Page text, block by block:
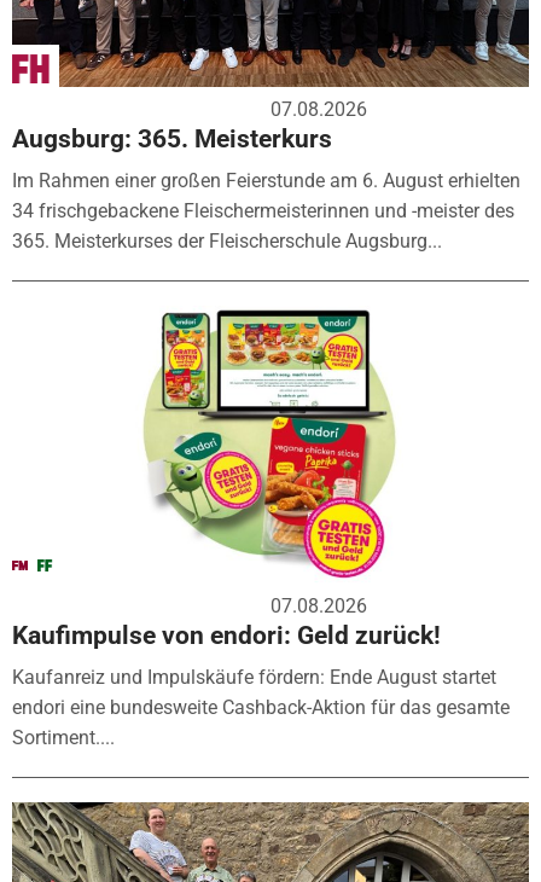
07.08.2026
Augsburg: 365. Meisterkurs
Im Rahmen einer großen Feierstunde am 6. August erhielten
34 frischgebackene Fleischermeisterinnen und -meister des
365. Meisterkurses der Fleischerschule Augsburg...
07.08.2026
Kaufimpulse von endori: Geld zurück!
Kaufanreiz und Impulskäufe fördern: Ende August startet
endori eine bundesweite Cashback-Aktion für das gesamte
Sortiment....